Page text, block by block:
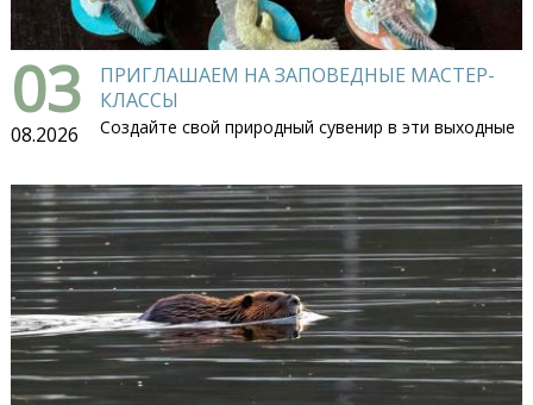
03
08.2026
ПРИГЛАШАЕМ НА ЗАПОВЕДНЫЕ МАСТЕР-
КЛАССЫ
Создайте свой природный сувенир в эти выходные